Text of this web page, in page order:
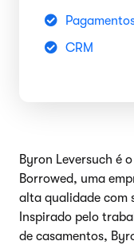
CRM
Byron Leversuch é
Borrowed, uma
alta qualidade com
Inspirado pelo
de casamentos,